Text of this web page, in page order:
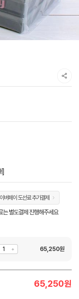
]
버페이 도선료 추가결제
는 별도결제 진행해주세요
65,250원
65,250원